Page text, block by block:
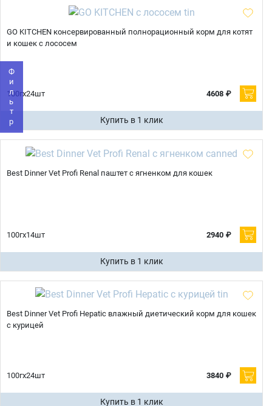
Фильтр
GO KITCHEN консервированный полнорационный корм для котят
и кошек с лососем
100гх24шт 4608 ₽
Купить в 1 клик
Best Dinner Vet Profi Renal паштет с ягненком для кошек
100гх14шт 2940 ₽
Купить в 1 клик
Best Dinner Vet Profi Hepatic влажный диетический корм для кошек
с курицей
100гх24шт 3840 ₽
Купить в 1 клик
E-mail
отправить